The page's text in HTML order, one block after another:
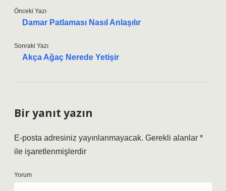
Önceki Yazı
Damar Patlaması Nasıl Anlaşılır
Sonraki Yazı
Akça Ağaç Nerede Yetişir
Bir yanıt yazın
E-posta adresiniz yayınlanmayacak. Gerekli alanlar *
ile işaretlenmişlerdir
Yorum